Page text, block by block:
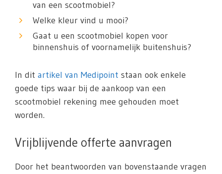
van een scootmobiel?
Welke kleur vind u mooi?
Gaat u een scootmobiel kopen voor
binnenshuis of voornamelijk buitenshuis?
In dit artikel van Medipoint staan ook enkele
goede tips waar bij de aankoop van een
scootmobiel rekening mee gehouden moet
worden.
Vrijblijvende offerte aanvragen
Door het beantwoorden van bovenstaande vragen